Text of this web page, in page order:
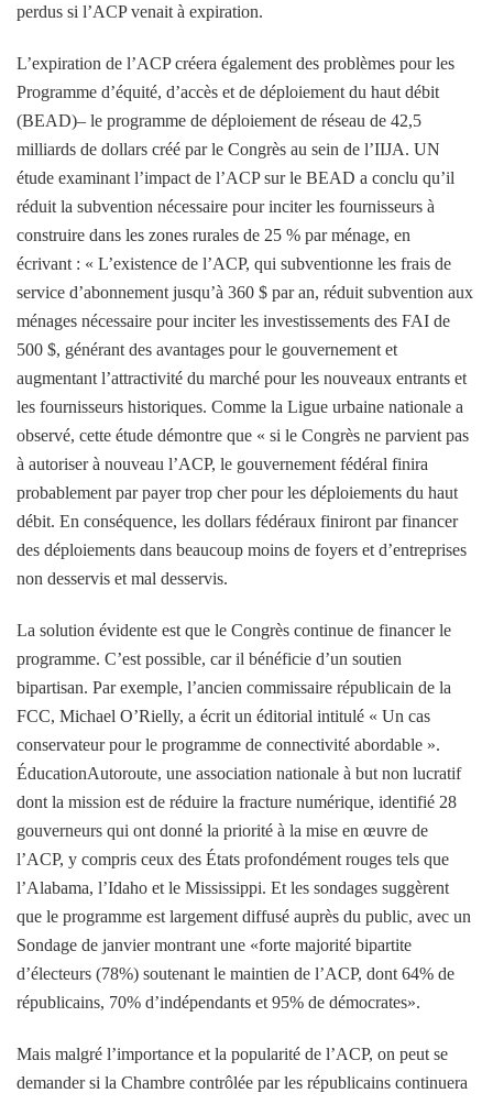
perdus si l’ACP venait à expiration.
L’expiration de l’ACP créera également des problèmes pour les
Programme d’équité, d’accès et de déploiement du haut débit
(BEAD)– le programme de déploiement de réseau de 42,5
milliards de dollars créé par le Congrès au sein de l’IIJA. UN
étude examinant l’impact de l’ACP sur le BEAD a conclu qu’il
réduit la subvention nécessaire pour inciter les fournisseurs à
construire dans les zones rurales de 25 % par ménage, en
écrivant : « L’existence de l’ACP, qui subventionne les frais de
service d’abonnement jusqu’à 360 $ par an, réduit subvention aux
ménages nécessaire pour inciter les investissements des FAI de
500 $, générant des avantages pour le gouvernement et
augmentant l’attractivité du marché pour les nouveaux entrants et
les fournisseurs historiques. Comme la Ligue urbaine nationale a
observé, cette étude démontre que « si le Congrès ne parvient pas
à autoriser à nouveau l’ACP, le gouvernement fédéral finira
probablement par payer trop cher pour les déploiements du haut
débit. En conséquence, les dollars fédéraux finiront par financer
des déploiements dans beaucoup moins de foyers et d’entreprises
non desservis et mal desservis.
La solution évidente est que le Congrès continue de financer le
programme. C’est possible, car il bénéficie d’un soutien
bipartisan. Par exemple, l’ancien commissaire républicain de la
FCC, Michael O’Rielly, a écrit un éditorial intitulé « Un cas
conservateur pour le programme de connectivité abordable ».
ÉducationAutoroute, une association nationale à but non lucratif
dont la mission est de réduire la fracture numérique, identifié 28
gouverneurs qui ont donné la priorité à la mise en œuvre de
l’ACP, y compris ceux des États profondément rouges tels que
l’Alabama, l’Idaho et le Mississippi. Et les sondages suggèrent
que le programme est largement diffusé auprès du public, avec un
Sondage de janviermontrant une «forte majorité bipartite
d’électeurs (78%) soutenant le maintien de l’ACP, dont 64% de
républicains, 70% d’indépendants et 95% de démocrates».
Mais malgré l’importance et la popularité de l’ACP, on peut se
demander si la Chambre contrôlée par les républicains continuera